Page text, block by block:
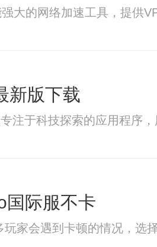
大的网络加速工具，提供
新版下载
注于科技探索的应用程序
国际服不卡
家会遇到卡顿的情况，选